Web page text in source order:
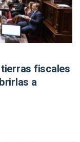
fiscales
a